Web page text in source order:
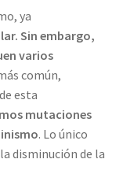
ya
Sin embargo,
varios
común,
esta
mutaciones
. Lo único
disminución de la